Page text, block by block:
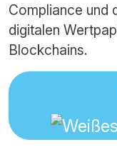
Compliance und
digitalen
Blockchains.